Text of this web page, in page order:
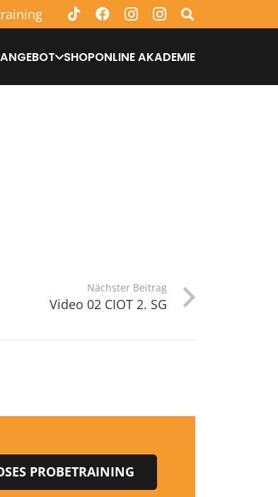
ANGEBOT SHOPONLINE AKADEMIE
Nächster Beitrag
Video 02 CIOT 2. SG
PROBETRAINING